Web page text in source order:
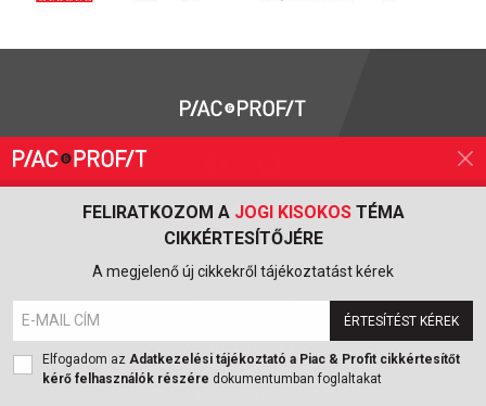
FELIRATKOZOM A JOGI KISOKOSTÉMA
CIKKÉRTESÍTŐJÉRE
A megjelenő új cikkekről tájékoztatást kérek
ÉRTESÍTÉST KÉREK
Elfogadom az Adatkezelési tájékoztató a Piac & Profit cikkértesítőt
kérő felhasználók részére dokumentumban foglaltakat
IMPRESSZUM
MÉDIAAJÁNLAT